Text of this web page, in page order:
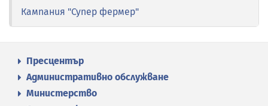
Кампания "Супер фермер"
Пресцентър
Административно обслужване
Министерство